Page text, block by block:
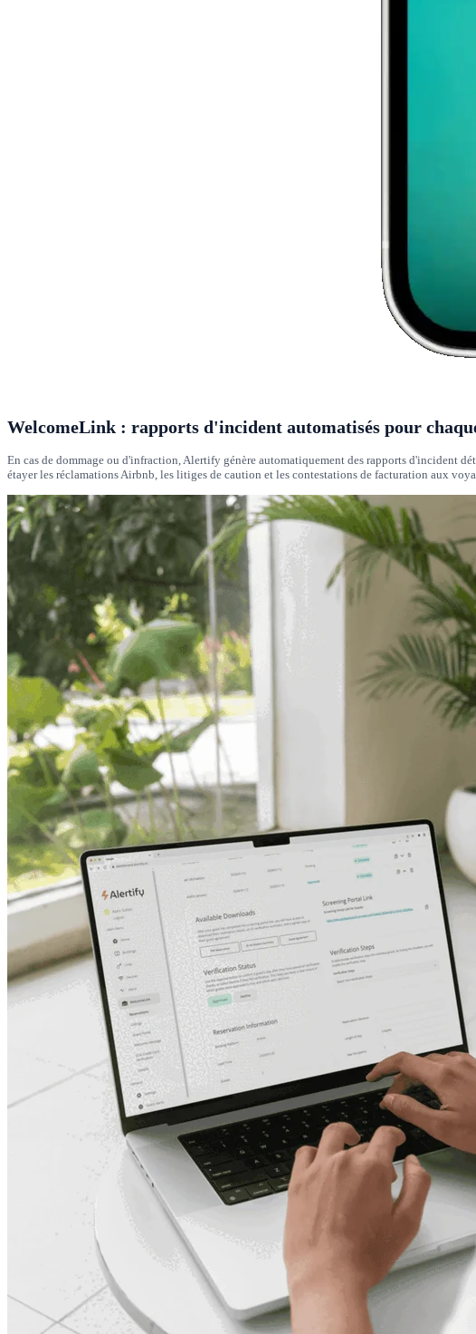
WelcomeLink : rapports d'incident automatisés pour
En cas de dommage ou d'infraction, Alertify génère automatiquement des rapports d'incident
étayer les réclamations Airbnb, les litiges de caution et les contestations de facturation aux